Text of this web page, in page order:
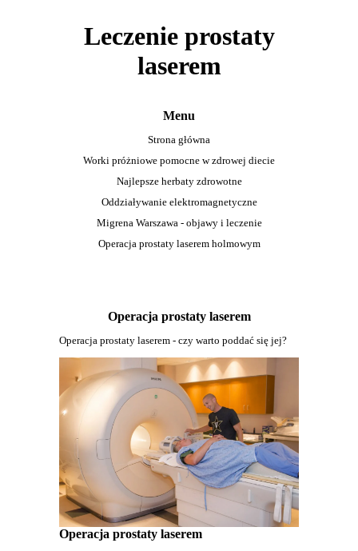
Leczenie prostaty
laserem
Menu
Strona główna
Worki próżniowe pomocne w zdrowej diecie
Najlepsze herbaty zdrowotne
Oddziaływanie elektromagnetyczne
Migrena Warszawa - objawy i leczenie
Operacja prostaty laserem holmowym
Operacja prostaty laserem
Operacja prostaty laserem - czy warto poddać się jej?
Operacja prostaty laserem